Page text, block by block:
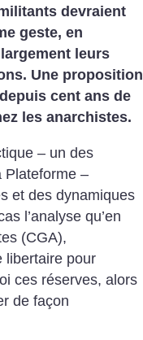
devraient
geste, en
leurs
Une proposition
cent ans de
les anarchistes.
– un des
Plateforme –
et des dynamiques
l’analyse qu’en
(CGA),
libertaire pour
ces réserves, alors
de façon